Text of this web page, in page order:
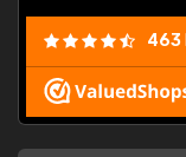
463